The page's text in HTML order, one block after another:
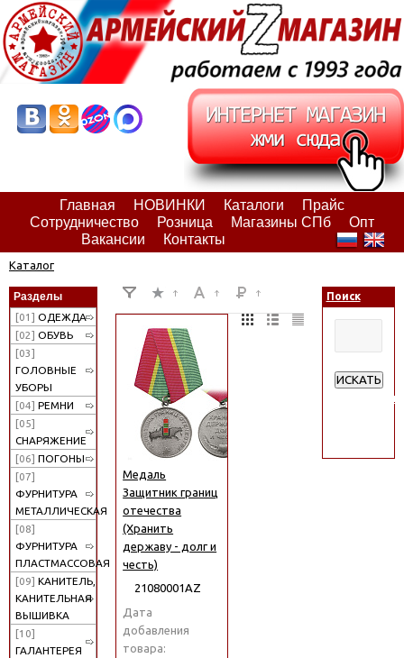
Главная НОВИНКИ Каталоги
Прайс
Сотрудничество
Розница Магазины СПб
Опт
Вакансии
Контакты
Каталог
Разделы
[01] ОДЕЖДА
[02] ОБУВЬ
[03]
ГОЛОВНЫЕ
УБОРЫ
[04] РЕМНИ
[05]
СНАРЯЖЕНИЕ
[06] ПОГОНЫ
[07]
ФУРНИТУРА
МЕТАЛЛИЧЕСКАЯ
[08]
ФУРНИТУРА
ПЛАСТМАССОВАЯ
[09] КАНИТЕЛЬ,
КАНИТЕЛЬНАЯ
ВЫШИВКА
[10]
ГАЛАНТЕРЕЯ
Медаль
Защитник границ
отечества
(Хранить
державу - долг и
честь)
21080001АZ
Дата
добавления
товара:
Поиск
ИСКАТЬ